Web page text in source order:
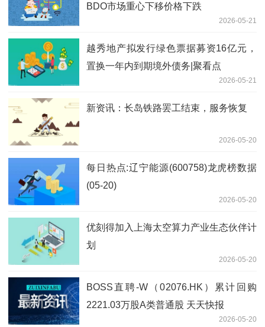
BDO市场重心下移价格下跌
2026-05-21
越秀地产拟发行绿色票据募资16亿元，
置换一年内到期境外债务|聚看点
2026-05-21
新资讯：长岛铁路罢工结束，服务恢复
2026-05-20
每日热点:辽宁能源(600758)龙虎榜数据
(05-20)
2026-05-20
优刻得加入上海太空算力产业生态伙伴计
划
2026-05-20
BOSS直聘-W（02076.HK）累计回购
2221.03万股A类普通股 天天快报
2026-05-20